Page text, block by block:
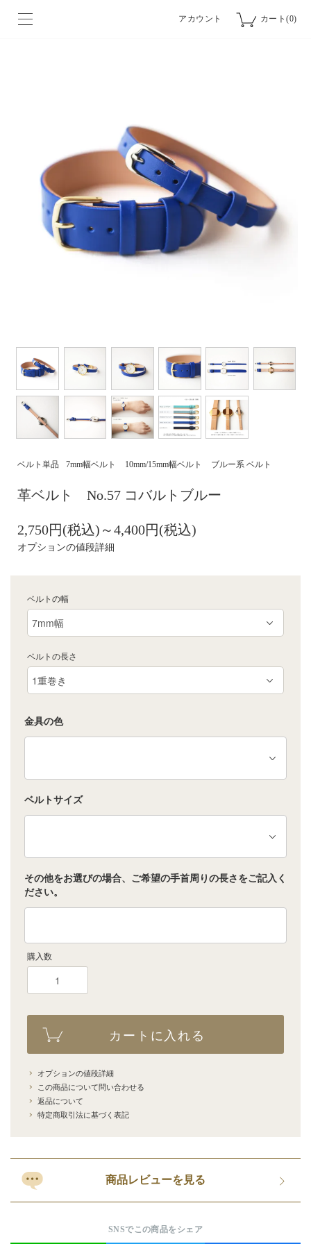
アカウント カート(0)
ベルト単品 7mm幅ベルト 10mm/15mm幅ベルト ブルー系 ベルト
革ベルト No.57 コバルトブルー
2,750円(税込)～4,400円(税込)
オプションの値段詳細
ベルトの幅
ベルトの長さ
金具の色
ベルトサイズ
その他をお選びの場合、ご希望の手首周りの長さをご記入く
ださい。
購入数
カートに入れる
オプションの値段詳細
この商品について問い合わせる
返品について
特定商取引法に基づく表記
商品レビューを見る
SNSでこの商品をシェア